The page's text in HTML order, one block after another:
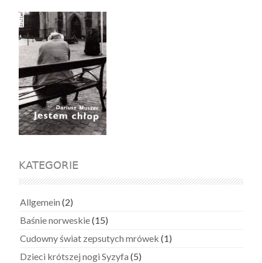
KATEGORIE
Allgemein (2)
Baśnie norweskie(15)
Cudowny świat zepsutych mrówek (1)
Dzieci krótszej nogi Syzyfa (5)